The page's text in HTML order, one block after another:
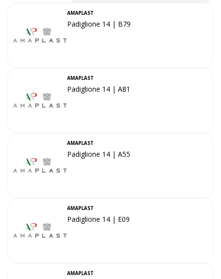
AMAPLAST
Padiglione 14 | B79
AMAPLAST
Padiglione 14 | A81
AMAPLAST
Padiglione 14 | A55
AMAPLAST
Padiglione 14 | E09
AMAPLAST